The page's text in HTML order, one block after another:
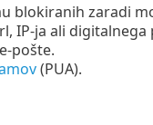
blokiranih zaradi
IP-ja ali digitalnega
pošte.
(PUA).